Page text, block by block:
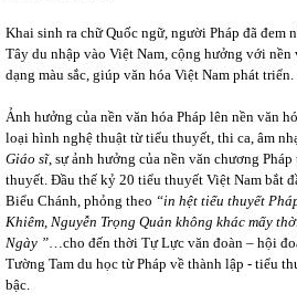
Khai sinh ra chữ Quốc ngữ, người Pháp đã đem
Tây du nhập vào Việt Nam, cộng hưởng với nền
dạng màu sắc, giúp văn hóa Việt Nam phát triển.
Ảnh hưởng của nền văn hóa Pháp lên nền văn
loại hình nghệ thuật từ tiểu thuyết, thi ca, âm
Giáo sĩ, sự ảnh hưởng của nền văn chương
thuyết. Đầu thế kỷ 20 tiểu thuyết Việt Nam bắt
Biểu Chánh, phỏng theo “in hệt tiểu thuyết
Khiêm, Nguyễn Trọng Quản không khác mấy
Ngày ” …cho đến thời Tự Lực văn đoàn – hội
Tường Tam du học từ Pháp về thành lập - tiểu
bậc.